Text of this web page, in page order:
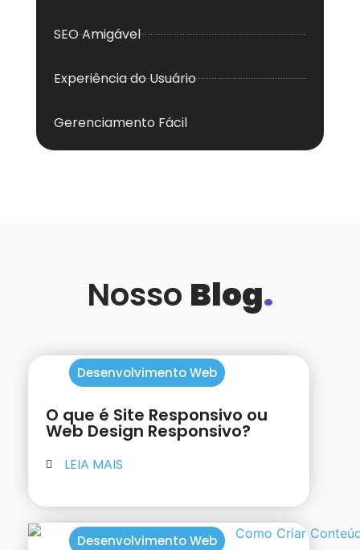
SEO Amigável
Experiência do Usuário
Gerenciamento Fácil
Nosso Blog.
Desenvolvimento Web
O que é Site Responsivo ou
Web Design Responsivo?
LEIA MAIS
Desenvolvimento Web